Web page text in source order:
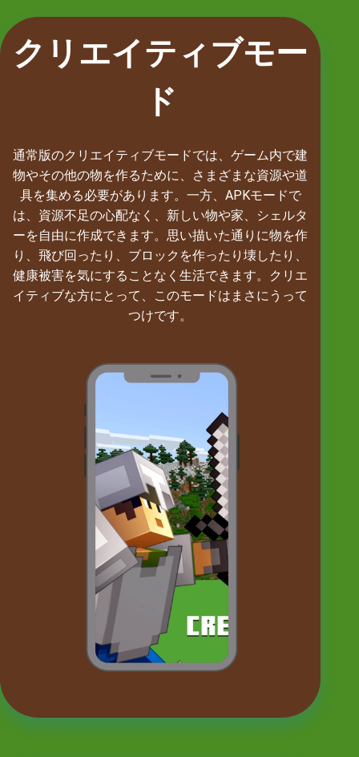
クリエイティブモー
ド
通常版のクリエイティブモードでは、ゲーム内で建
物やその他の物を作るために、さまざまな資源や道
具を集める必要があります。一方、APKモードで
は、資源不足の心配なく、新しい物や家、シェルタ
ーを自由に作成できます。思い描いた通りに物を作
り、飛び回ったり、ブロックを作ったり壊したり、
健康被害を気にすることなく生活できます。クリエ
イティブな方にとって、このモードはまさにうって
つけです。